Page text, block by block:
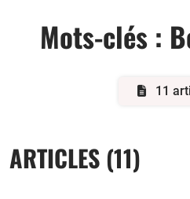
Mots-clés :
11
ARTICLES (11)